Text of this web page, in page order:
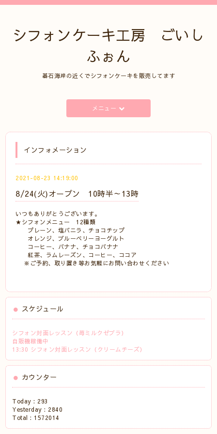
シフォンケーキ工房 ごいし
ふぉん
碁石海岸の近くでシフォンケーキを販売してます
メニュー
インフォメーション
2021-08-23 14:19:00
8/24(火)オープン 10時半～13時
いつもありがとうございます。
★シフォンメニュー 12種類
プレーン、塩バニラ、チョコチップ
オレンジ、ブルーベリーヨーグルト
コーヒー、バナナ、チョコバナナ
紅茶、ラムレーズン、コーヒー、ココア
※ご予約、取り置き等お気軽にお問い合わせください
スケジュール
シフォン対面レッスン（苺ミルクゼブラ）
自販機稼働中
13:30 シフォン対面レッスン（クリームチーズ）
カウンター
Today : 293
Yesterday : 2840
Total : 1572014